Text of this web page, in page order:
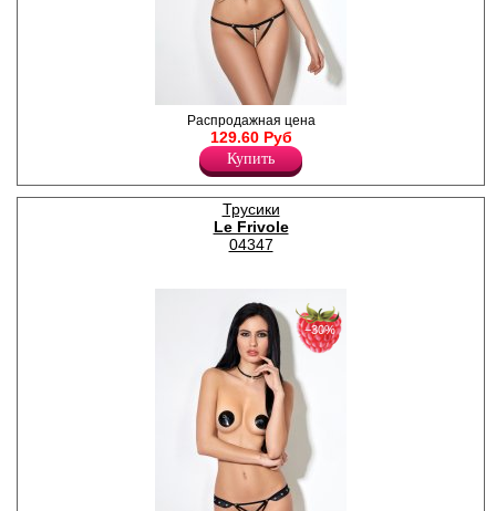
Контурные открытые
трусики с декоративной
деталью из жемчужин на
передней детали.
Полиэстер 100%
Распродажная цена
129.60 Руб
Купить
Трусики
Le Frivole
04347
−30%